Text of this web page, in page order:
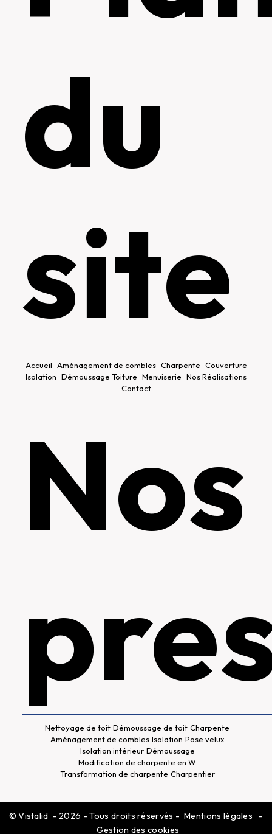
du
site
Accueil Aménagement de combles Charpente Couverture
Isolation Démoussage Toiture Menuiserie Nos Réalisations
Contact
Nos
Nettoyage de toit Démoussage de toit Charpente
Aménagement de combles Isolation Pose velux
Isolation intérieur Démoussage
Modification de charpente en W
Transformation de charpente Charpentier
©Vistalid - 2026 - Tous droits réservés - Mentions légales
-
Gestion des cookies